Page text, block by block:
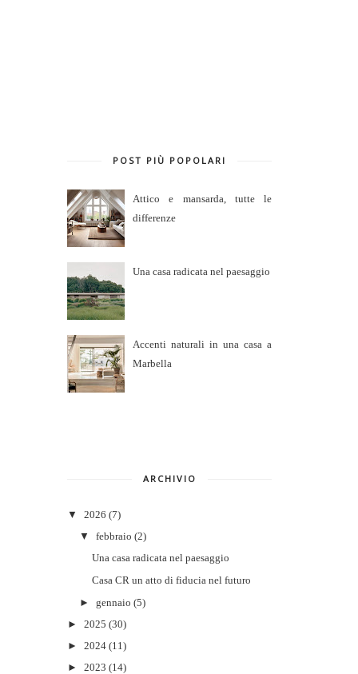
POST PIÙ POPOLARI
Attico e mansarda, tutte le
differenze
Una casa radicata nel paesaggio
Accenti naturali in una casa a
Marbella
ARCHIVIO
▼ 2026 (7)
▼
febbraio (2)
Una casa radicata nel paesaggio
Casa CR un atto di fiducia nel futuro
►gennaio (5)
► 2025 (30)
► 2024 (11)
► 2023 (14)